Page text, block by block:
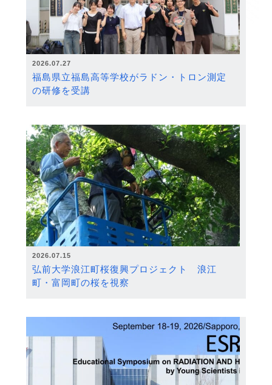
2026.07.27
福島県立福島高等学校がラドン・トロン測定
の研修を受講
2026.07.15
弘前大学浪江町桜復興プロジェクト 浪江
町・富岡町の桜を視察